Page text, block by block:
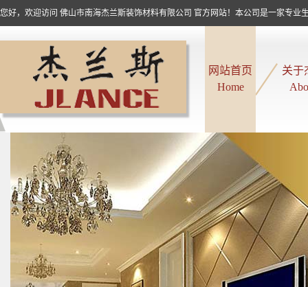
您好，欢迎访问 佛山市南海杰兰斯装饰材料有限公司 官方网站！本公司是一家专
网站首页
Home
关于